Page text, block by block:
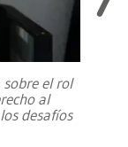
el rol
al
desafíos